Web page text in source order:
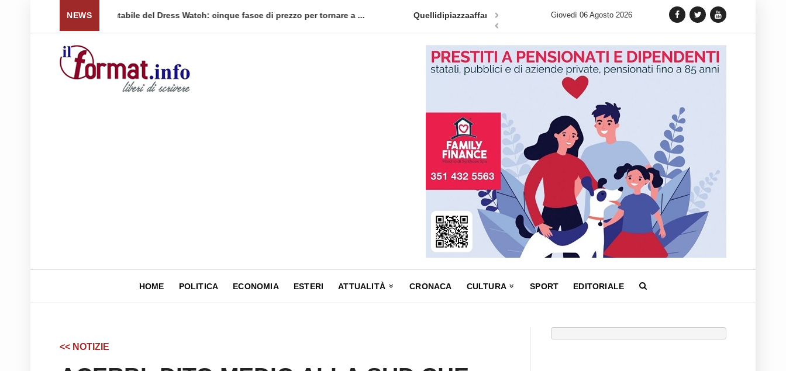
NEWS
per tornare a ... Quellidipiazzaaffari lancia un nuovo appuntamento in terra siciliana: Quellidipiazzatrinità Tag Heuer lancia una variante Limited Edition del Carrera Chronograph in
Giovedì 06 Agosto 2026
HOME POLITICA ECONOMIA ESTERI ATTUALITÀ CRONACA CULTURA SPORT EDITORIALE
<< NOTIZIE